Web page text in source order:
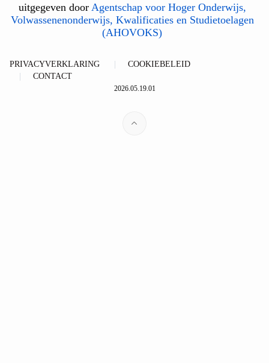
uitgegeven door Agentschap voor Hoger Onderwijs,
Volwassenenonderwijs, Kwalificaties en Studietoelagen
(AHOVOKS)
PRIVACYVERKLARING
COOKIEBELEID
CONTACT
2026.05.19.01